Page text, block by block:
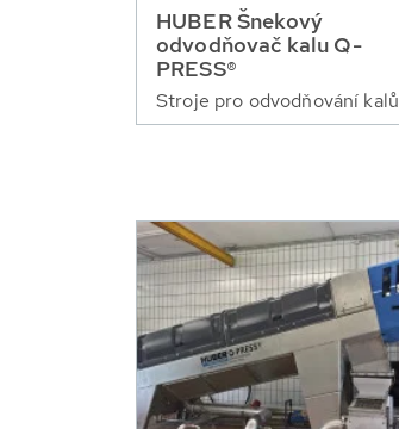
HUBER Šnekový
odvodňovač kalu Q-
PRESS®
Stroje pro odvodňování kalů